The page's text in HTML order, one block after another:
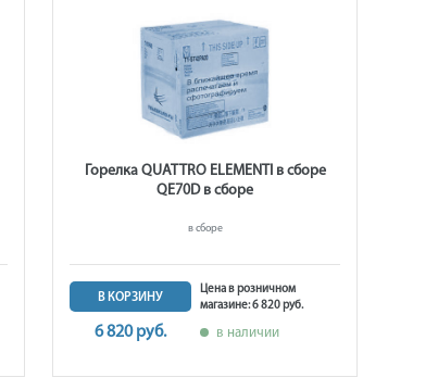
Горелка QUATTRO ELEMENTI в сборе
QE70D в сборе
в сборе
В КОРЗИНУ
6 820 руб.
Цена в розничном
магазине: 6 820 руб.
в наличии